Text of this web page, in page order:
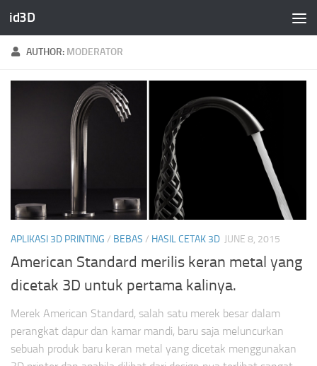
Skip to content
id3D
AUTHOR: MODERATOR
APLIKASI 3D PRINTING / BEBAS / HASIL CETAK 3D JUNE 8, 2015
American Standard merilis keran metal yang
dicetak 3D untuk pertama kalinya.
Merek American Standard, salah satu merek besar dalam
perangkat dapur dan kamar mandi, baru saja meluncurkan
sebuah produk baru keran metal yang dicetak menggunakan